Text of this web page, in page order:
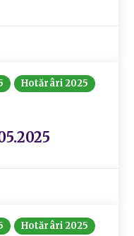
Hotărâri 2025
Hotărâri 2025